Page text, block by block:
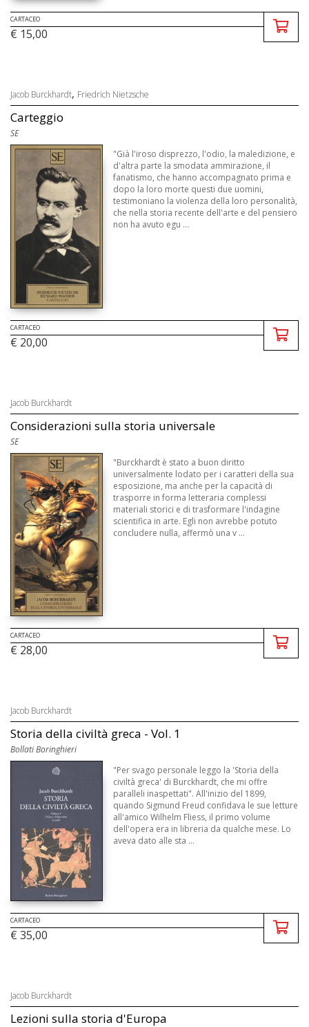
CARTACEO
€ 15,00
Jacob Burckhardt, Friedrich Nietzsche
Carteggio
SE
"Già l'iroso disprezzo, l'odio, la maledizione, e
d'altra parte la smodata ammirazione, il
fanatismo, che hanno accompagnato prima e
dopo la loro morte questi due uomini,
testimoniano la violenza della loro personalità,
che nella storia recente dell'arte e del pensiero
non ha avuto egu ...
CARTACEO
€ 20,00
Jacob Burckhardt
Considerazioni sulla storia universale
SE
"Burckhardt è stato a buon diritto
universalmente lodato per i caratteri della sua
esposizione, ma anche per la capacità di
trasporre in forma letteraria complessi
materiali storici e di trasformare l'indagine
scientifica in arte. Egli non avrebbe potuto
concludere nulla, affermò una v ...
CARTACEO
€ 28,00
Jacob Burckhardt
Storia della civiltà greca - Vol. 1
Bollati Boringhieri
"Per svago personale leggo la 'Storia della
civiltà greca' di Burckhardt, che mi offre
paralleli inaspettati". All'inizio del 1899,
quando Sigmund Freud confidava le sue letture
all'amico Wilhelm Fliess, il primo volume
dell'opera era in libreria da qualche mese. Lo
aveva dato alle sta ...
CARTACEO
€ 35,00
Jacob Burckhardt
Lezioni sulla storia d'Europa